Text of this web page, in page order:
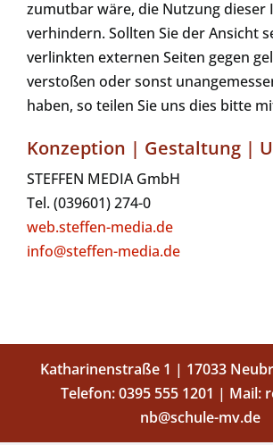
zumutbar wäre, die Nutzung dieser
verhindern. Sollten Sie der Ansicht
verlinkten externen Seiten gegen
verstoßen oder sonst
haben, so teilen Sie uns dies bitte
Konzeption | Gestaltung |
STEFFEN MEDIA GmbH
Tel. (039601) 274-0
web.steffen-media.de
info@steffen-media.de
Katharinenstraße 1 | 17033
Telefon:0395 555 1201 | Mail:
nb@schule-mv.de